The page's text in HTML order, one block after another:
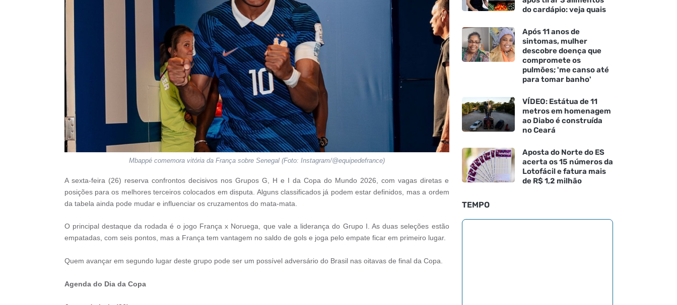
Mbappé comemora vitória da França sobre Senegal (Foto: Instagram/@equipedefrance)
A sexta-feira (26) reserva confrontos decisivos nos Grupos G, H e I da Copa do Mundo 2026, com vagas diretas e
posições para os melhores terceiros colocados em disputa. Alguns classificados já podem estar definidos, mas a ordem
da tabela ainda pode mudar e influenciar os cruzamentos do mata-mata.
O principal destaque da rodada é o jogo França x Noruega, que vale a liderança do Grupo I. As duas seleções estão
empatadas, com seis pontos, mas a França tem vantagem no saldo de gols e joga pelo empate ficar em primeiro lugar.
Quem avançar em segundo lugar deste grupo pode ser um possível adversário do Brasil nas oitavas de final da Copa.
Agenda do Dia da Copa
do cardápio: veja quais
Após 11 anos de
sintomas, mulher
descobre doença que
compromete os
pulmões; 'me canso até
para tomar banho'
VÍDEO: Estátua de 11
metros em homenagem
ao Diabo é construída
no Ceará
Aposta do Norte do ES
acerta os 15 números da
Lotofácil e fatura mais
de R$ 1,2 milhão
TEMPO